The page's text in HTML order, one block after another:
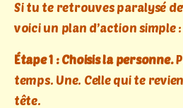
Si tu te retrouves paralysé
voici un plan d’action simple :
Étape 1 : Choisis la personne.
temps. Une. Celle qui te
tête.